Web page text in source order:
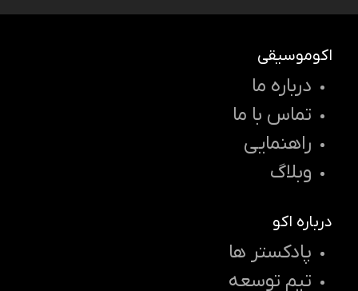
اکوموسیقی
درباره ما
تماس با ما
راهنمایی
وبلاگ
درباره اکو
پادکستر ها
تیم توسعه